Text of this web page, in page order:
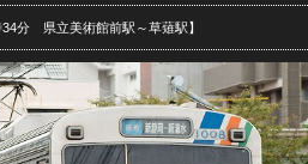
34分 県立美術館前駅～草薙駅】